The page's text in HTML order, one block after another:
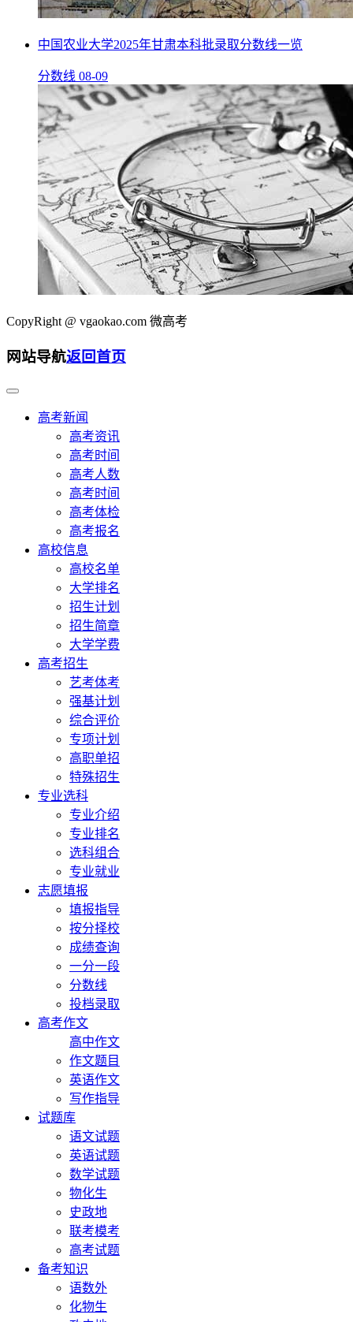
中国农业大学2025年甘肃本科批录取分数线一览
分数线 08-09
CopyRight @ vgaokao.com 微高考
网站导航返回首页
高考新闻
高考资讯
高考时间
高考人数
高考时间
高考体检
高考报名
高校信息
高校名单
大学排名
招生计划
招生简章
大学学费
高考招生
艺考体考
强基计划
综合评价
专项计划
高职单招
特殊招生
专业选科
专业介绍
专业排名
选科组合
专业就业
志愿填报
填报指导
按分择校
成绩查询
一分一段
分数线
投档录取
高考作文
高中作文
作文题目
英语作文
写作指导
试题库
语文试题
英语试题
数学试题
物化生
史政地
联考模考
高考试题
备考知识
语数外
化物生